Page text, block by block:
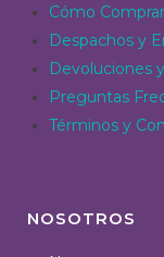
Cómo Comprar
Despachos y
Devoluciones
Preguntas
Términos y
NOSOTROS